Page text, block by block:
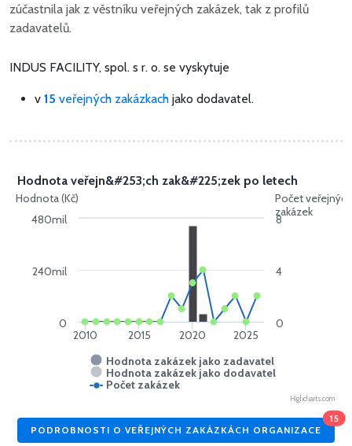
zúčastnila jak z věstníku veřejných zakázek, tak z profilů
zadavatelů.
INDUS FACILITY, spol. s r. o. se vyskytuje
v 15 veřejných zakázkach jako dodavatel.
Hodnota (Kč)
Počet veřejných
zakázek
Hodnota veřejn&#253;ch zak&#225;zek po letech
Hodnota zakázek jako zadavatel
Hodnota zakázek jako dodavatel
Počet zakázek
2010 2015 2020 2025
0
240mil
480mil
0
4
8
Highcharts.com
PODROBNOSTI O VEŘEJNÝCH ZAKÁZKÁCH ORGANIZACE
15